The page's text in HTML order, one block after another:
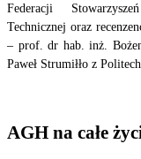
Federacji
Technicznej oraz
– prof. dr hab. inż.
Paweł Strumiłło z
AGH na całe